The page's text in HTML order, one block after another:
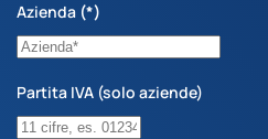
Azienda (*)
Partita IVA (solo aziende)